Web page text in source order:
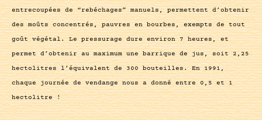
entrecoupées de “rebéchages” manuels, permettent d’obtenir
des moûts concentrés, pauvres en bourbes, exempts de tout
goût végétal. Le pressurage dure environ 7 heures, et
permet d’obtenir au maximum une barrique de jus, soit 2,25
hectolitres l’équivalent de 300 bouteilles. En 1991,
chaque journée de vendange nous a donné entre 0,5 et 1
hectolitre !